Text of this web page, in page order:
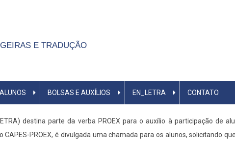
E TRADUÇÃO
ALUNOS BOLSAS E AUXÍLIOS EN_LETRA CONTATO
destina parte da verba PROEX para o auxílio à participação de
PROEX, é divulgada uma chamada para os alunos, solicitando